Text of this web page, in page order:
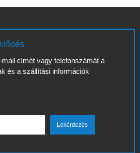
mail címét vagy telefonszámát a
és a szállítási információk